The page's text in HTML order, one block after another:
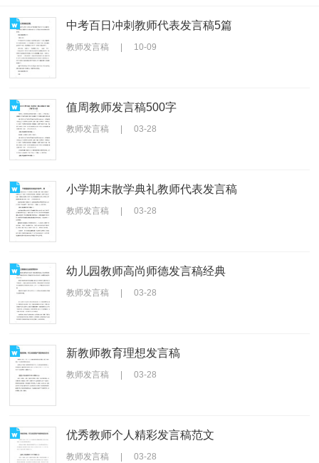
中考百日冲刺教师代表发言稿5篇
教师发言稿 10-09
值周教师发言稿500字
教师发言稿 03-28
小学期末散学典礼教师代表发言稿
教师发言稿 03-28
幼儿园教师高尚师德发言稿经典
教师发言稿 03-28
新教师教育理想发言稿
教师发言稿 03-28
优秀教师个人精彩发言稿范文
教师发言稿 03-28